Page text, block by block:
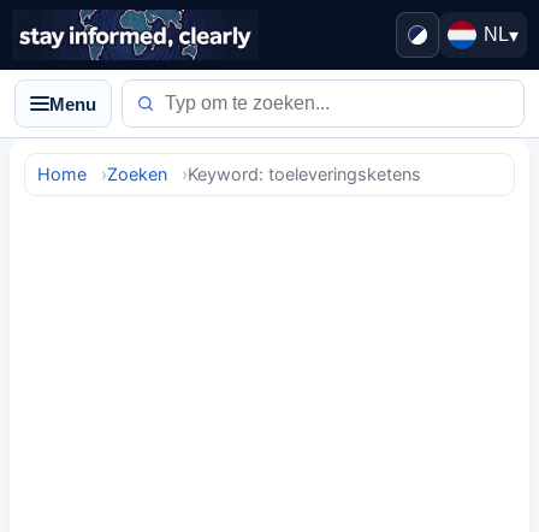
NL▾
Menu
Home Zoeken Keyword: toeleveringsketens